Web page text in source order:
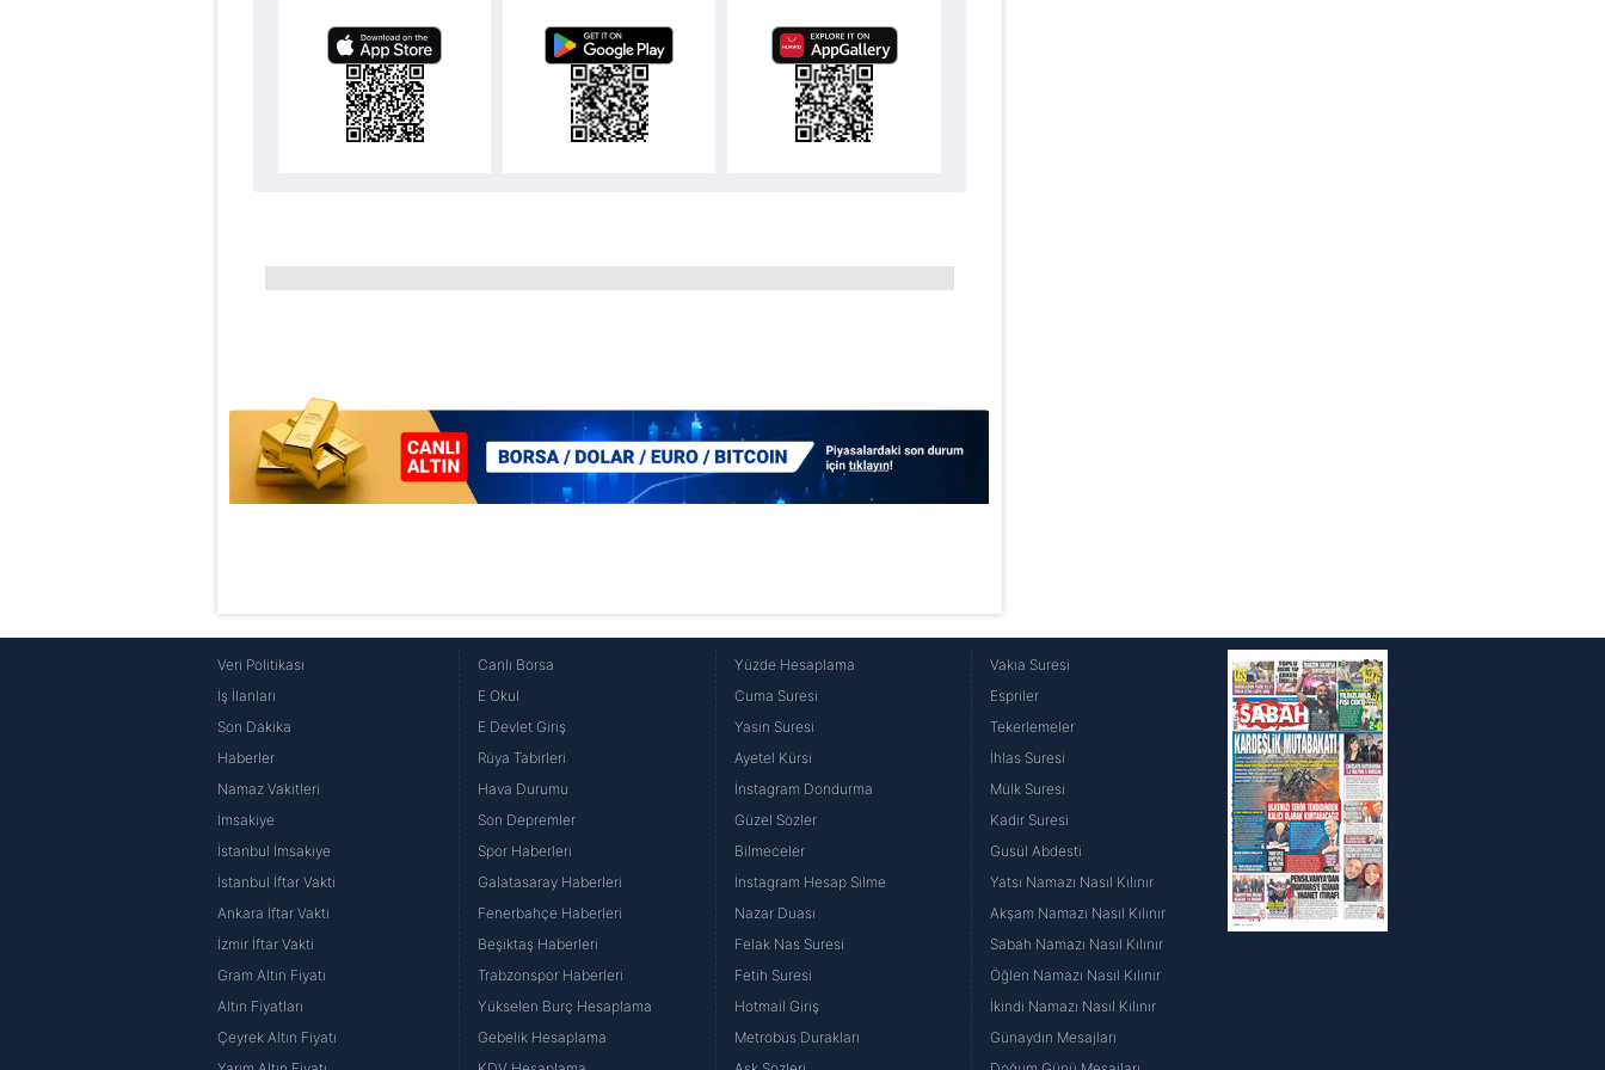
Veri Politikası
İş İlanları
Son Dakika
Haberler
Namaz Vakitleri
İmsakiye
İstanbul İmsakiye
İstanbul İftar Vakti
Ankara İftar Vakti
İzmir İftar Vakti
Gram Altın Fiyatı
Altın Fiyatları
Çeyrek Altın Fiyatı
Canlı Borsa
E Okul
E Devlet Giriş
Rüya Tabirleri
Hava Durumu
Son Depremler
Spor Haberleri
Galatasaray Haberleri
Fenerbahçe Haberleri
Beşiktaş Haberleri
Trabzonspor Haberleri
Yükselen Burç Hesaplama
Gebelik Hesaplama
Yüzde Hesaplama
Cuma Suresi
Yasin Suresi
Ayetel Kürsi
İnstagram Dondurma
Güzel Sözler
Bilmeceler
İnstagram Hesap Silme
Nazar Duası
Felak Nas Suresi
Fetih Suresi
Hotmail Giriş
Metrobüs Durakları
Vakıa Suresi
Espriler
Tekerlemeler
İhlas Suresi
Mülk Suresi
Kadir Suresi
Gusül Abdesti
Yatsı Namazı Nasıl Kılınır
Akşam Namazı Nasıl Kılınır
Sabah Namazı Nasıl Kılınır
Öğlen Namazı Nasıl Kılınır
İkindi Namazı Nasıl Kılınır
Günaydın Mesajları